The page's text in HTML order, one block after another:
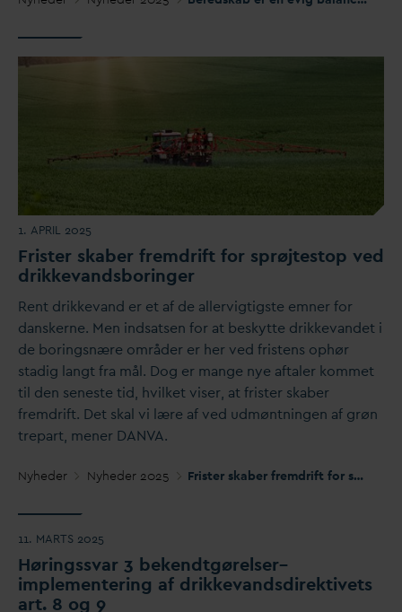
1. APRIL 2025
Frister skaber fremdrift for sprøjtestop ved
drikkevandsboringer
Rent drikkevand er et af de allervigtigste emner for
danskerne. Men indsatsen for at beskytte drikkevandet i
de boringsnære områder er her ved fristens ophør
stadig langt fra mål. Dog er mange nye aftaler kommet
til den seneste tid, hvilket viser, at frister skaber
fremdrift. Det skal vi lære af ved udmøntningen af grøn
trepart, mener DANVA.
Nyheder Nyheder 2025 Frister skaber fremdrift for sprøjtestop ved drikke
11. MARTS 2025
Høringssvar 3 bekendtgørelser–
implementering af drikkevandsdirektivets
art. 8 og 9